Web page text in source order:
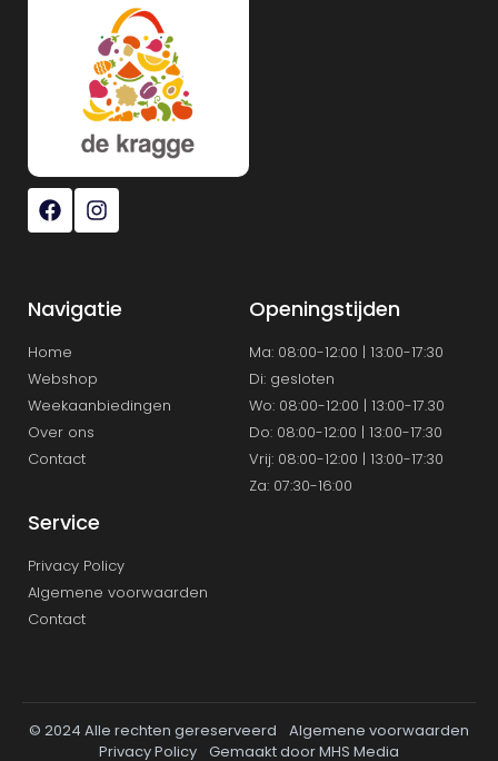
Navigatie
Home
Webshop
Weekaanbiedingen
Over ons
Contact
Openingstijden
Ma: 08:00-12:00 | 13:00-17:30
Di: gesloten
Wo: 08:00-12:00 | 13:00-17.30
Do: 08:00-12:00 | 13:00-17:30
Vrij: 08:00-12:00 | 13:00-17:30
Za: 07:30-16:00
Service
Privacy Policy
Algemene voorwaarden
Contact
© 2024 Alle rechten gereserveerd
Algemene voorwaarden
Privacy Policy Gemaakt door MHS Media